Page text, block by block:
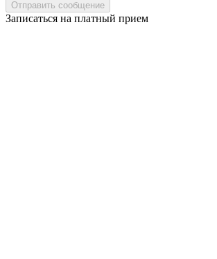
Записаться на платный прием